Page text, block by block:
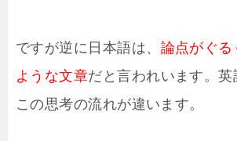
ですが逆に日本語は、 論点がぐる
ような文章だと言われいます。
この思考の流れが違います。